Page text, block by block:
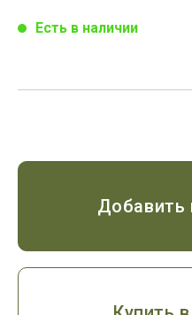
Есть в наличии
Добавить